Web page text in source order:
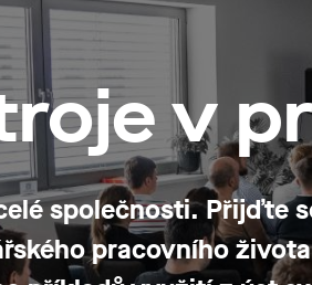
v
společnosti. Přijďte
pracovního